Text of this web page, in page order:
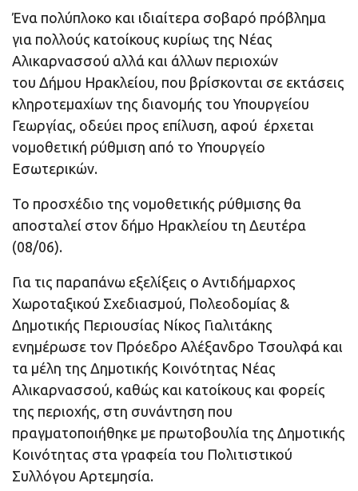
Ένα πολύπλοκο και ιδιαίτερα σοβαρό πρόβλημα
για πολλούς κατοίκους κυρίως της Νέας
Αλικαρνασσού αλλά και άλλων περιοχών
του Δήμου Ηρακλείου, που βρίσκονται σε εκτάσεις
κληροτεμαχίων της διανομής του Υπουργείου
Γεωργίας, οδεύει προς επίλυση, αφού έρχεται
νομοθετική ρύθμιση από το Υπουργείο
Εσωτερικών.
Το προσχέδιο της νομοθετικής ρύθμισης θα
αποσταλεί στον δήμο Ηρακλείου τη Δευτέρα
(08/06).
Για τις παραπάνω εξελίξεις ο Αντιδήμαρχος
Χωροταξικού Σχεδιασμού, Πολεοδομίας &
Δημοτικής Περιουσίας Νίκος Γιαλιτάκης
ενημέρωσε τον Πρόεδρο Αλέξανδρο Τσουλφά και
τα μέλη της Δημοτικής Κοινότητας Νέας
Αλικαρνασσού, καθώς και κατοίκους και φορείς
της περιοχής, στη συνάντηση που
πραγματοποιήθηκε με πρωτοβουλία της Δημοτικής
Κοινότητας στα γραφεία του Πολιτιστικού
Συλλόγου Αρτεμησία.